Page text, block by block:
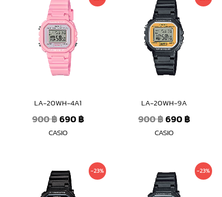
LA-20WH-4A1
900฿
price
was:
900 ฿.
690฿
price
CASIO
LA-20WH-9A
900฿
price
was:
900 ฿.
690฿
price
CASIO
-23%
Original
price
was:
Current
price
-23%
Original
price
was:
Current
price